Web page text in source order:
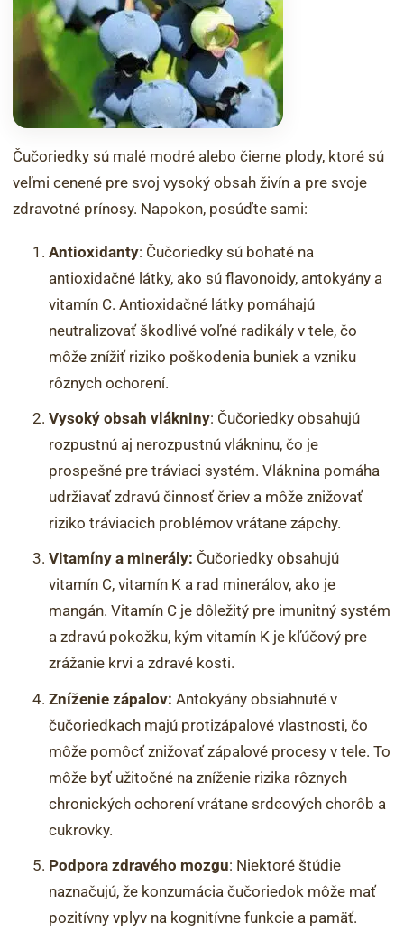
Čučoriedky sú malé modré alebo čierne plody, ktoré sú
veľmi cenené pre svoj vysoký obsah živín a pre svoje
zdravotné prínosy. Napokon, posúďte sami:
Antioxidanty: Čučoriedky sú bohaté na
antioxidačné látky, ako sú flavonoidy, antokyány a
vitamín C. Antioxidačné látky pomáhajú
neutralizovať škodlivé voľné radikály v tele, čo
môže znížiť riziko poškodenia buniek a vzniku
rôznych ochorení.
Vysoký obsah vlákniny: Čučoriedky obsahujú
rozpustnú aj nerozpustnú vlákninu, čo je
prospešné pre tráviaci systém. Vláknina pomáha
udržiavať zdravú činnosť čriev a môže znižovať
riziko tráviacich problémov vrátane zápchy.
Vitamíny a minerály: Čučoriedky obsahujú
vitamín C, vitamín K a rad minerálov, ako je
mangán. Vitamín C je dôležitý pre imunitný systém
a zdravú pokožku, kým vitamín K je kľúčový pre
zrážanie krvi a zdravé kosti.
Zníženie zápalov: Antokyány obsiahnuté v
čučoriedkach majú protizápalové vlastnosti, čo
môže pomôcť znižovať zápalové procesy v tele. To
môže byť užitočné na zníženie rizika rôznych
chronických ochorení vrátane srdcových chorôb a
cukrovky.
Podpora zdravého mozgu: Niektoré štúdie
naznačujú, že konzumácia čučoriedok môže mať
pozitívny vplyv na kognitívne funkcie a pamäť.